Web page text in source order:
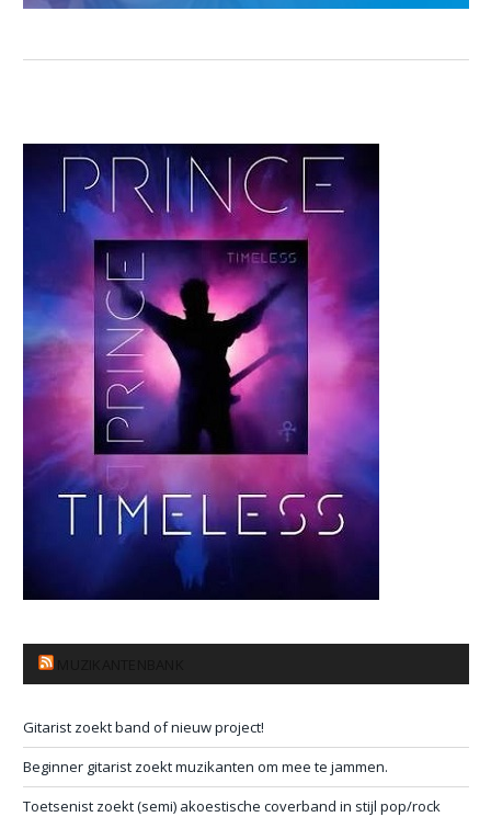
Gitarist zoekt band of nieuw project!
Beginner gitarist zoekt muzikanten om mee te jammen.
Toetsenist zoekt (semi) akoestische coverband in stijl pop/rock